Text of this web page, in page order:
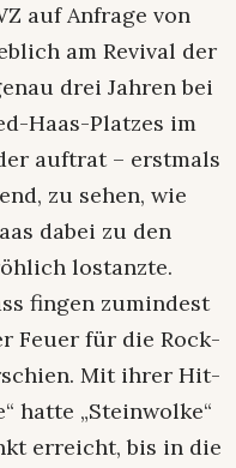
auf Anfrage von
am Revival der
drei Jahren bei
Haas-Platzes im
auftrat – erstmals
zu sehen, wie
dabei zu den
lostanzte.
fingen zumindest
Feuer für die Rock-
Mit ihrer Hit-
hatte „Steinwolke“
erreicht, bis in die